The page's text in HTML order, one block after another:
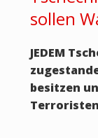
sollen
JEDEM
besitzen